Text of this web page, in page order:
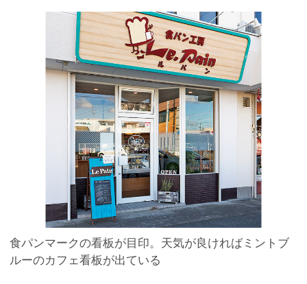
食パンマークの看板が目印。天気が良ければミントブ
ルーのカフェ看板が出ている